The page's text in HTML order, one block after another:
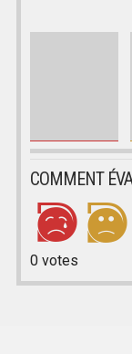
COMMENT
0votes